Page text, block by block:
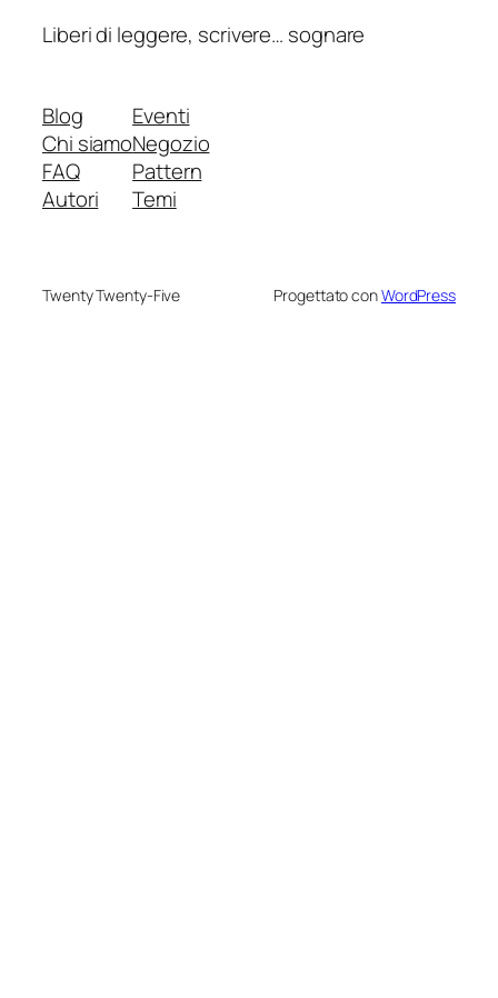
Liberi di leggere, scrivere… sognare
Blog
Chi siamo
FAQ
Autori
Eventi
Negozio
Pattern
Temi
Twenty Twenty-Five Progettato conWordPress